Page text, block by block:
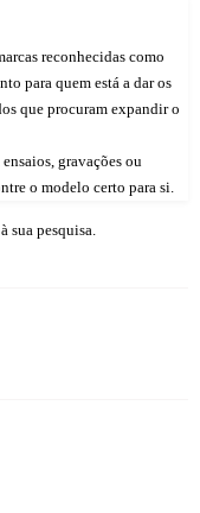
reconhecidas como
para quem está a dar os
que procuram expandir o
gravações ou
o modelo certo para si.
sua pesquisa.